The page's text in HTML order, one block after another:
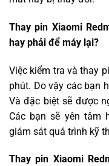
Thay pin Xiaomi
hay phải để máy lại?
Việc kiểm tra và thay
phút. Do vậy các bạn
Và đặc biệt sẽ được
Các bạn sẽ yên tâm
giám sát quá trình kỹ
Thay pin Xiaomi